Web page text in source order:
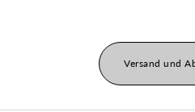
Versand und